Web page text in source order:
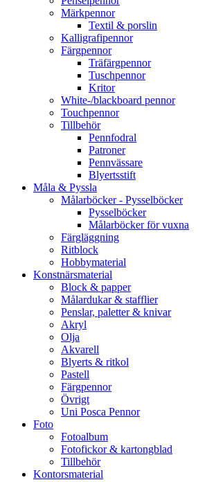
Märkpennor
Textil & porslin
Kalligrafipennor
Färgpennor
Träfärgpennor
Tuschpennor
Kritor
White-/blackboard pennor
Touchpennor
Tillbehör
Pennfodral
Patroner
Pennvässare
Blyertsstift
Måla & Pyssla
Målarböcker - Pysselböcker
Pysselböcker
Målarböcker för vuxna
Färgläggning
Ritblock
Hobbymaterial
Konstnärsmaterial
Block & papper
Målardukar & stafflier
Penslar, paletter & knivar
Akryl
Olja
Akvarell
Blyerts & ritkol
Pastell
Färgpennor
Övrigt
Uni Posca Pennor
Foto
Fotoalbum
Fotofickor & kartongblad
Tillbehör
Kontorsmaterial